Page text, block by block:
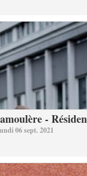
-
06 sept. 2021